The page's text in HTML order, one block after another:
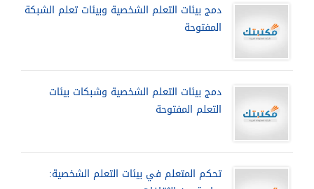
دمج بيئات التعلم الشخصية وبيئات تعلم الشبكة
المفتوحة
دمج بيئات التعلم الشخصية وشبكات بيئات
التعلم المفتوحة
تحكم المتعلم في بيئات التعلم الشخصية: